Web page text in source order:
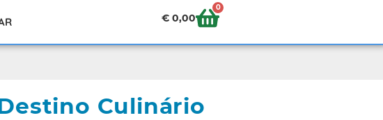
€ 0,00
0
Culinário